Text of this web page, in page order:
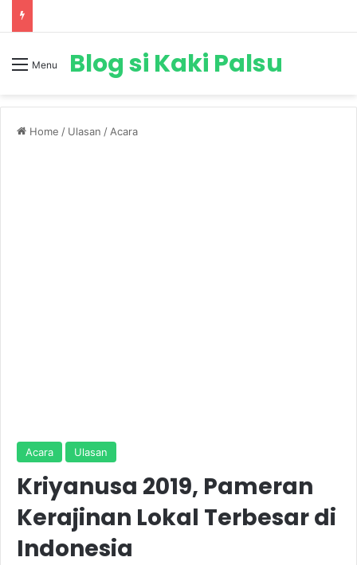
Menu Blog si Kaki Palsu
Home / Ulasan / Acara
Acara Ulasan
Kriyanusa 2019, Pameran
Kerajinan Lokal Terbesar di
Indonesia